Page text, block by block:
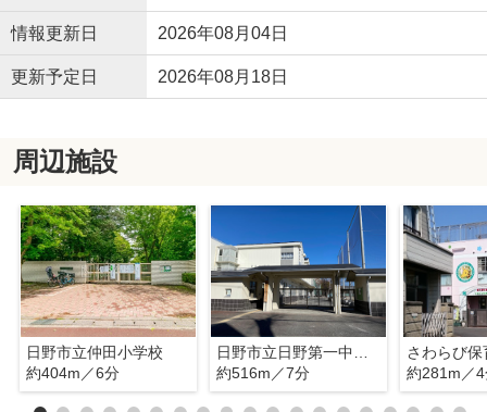
情報更新日 2026年08月04日
更新予定日 2026年08月18日
周辺施設
日野市立仲田小学校
約404m／6分
日野市立日野第一中学校
約516m／7分
さわらび保
約281m／